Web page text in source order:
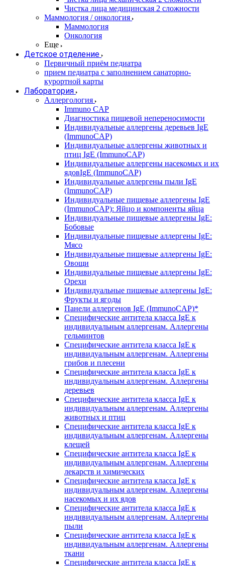
Чистка лица медицинская 2 сложности
Маммология / онкология
Маммология
Онкология
Еще
Детское отделение
Первичный приём педиатра
прием педиатра с заполнением санаторно-
курортной карты
Лаборатория
Аллергология
Immuno CAP
Диагностика пищевой непереносимости
Индивидуальные аллергены деревьев IgE
(ImmunoCAP)
Индивидуальные аллергены животных и
птиц IgE (ImmunoCAP)
Индивидуальные аллергены насекомых и их
ядовIgE (ImmunoCAP)
Индивидуальные аллергены пыли IgE
(ImmunoCAP)
Индивидуальные пищевые аллергены IgE
(ImmunoCAP): Яйцо и компоненты яйца
Индивидуальные пищевые аллергены IgE:
Бобовые
Индивидуальные пищевые аллергены IgE:
Мясо
Индивидуальные пищевые аллергены IgE:
Овощи
Индивидуальные пищевые аллергены IgE:
Орехи
Индивидуальные пищевые аллергены IgE:
Фрукты и ягоды
Панели аллергенов IgE (ImmunoCAP)*
Специфические антитела класса IgE к
индивидуальным аллергенам. Аллергены
гельминтов
Специфические антитела класса IgE к
индивидуальным аллергенам. Аллергены
грибов и плесени
Специфические антитела класса IgE к
индивидуальным аллергенам. Аллергены
деревьев
Специфические антитела класса IgE к
индивидуальным аллергенам. Аллергены
животных и птиц
Специфические антитела класса IgE к
индивидуальным аллергенам. Аллергены
клещей
Специфические антитела класса IgE к
индивидуальным аллергенам. Аллергены
лекарств и химических
Специфические антитела класса IgE к
индивидуальным аллергенам. Аллергены
насекомых и их ядов
Специфические антитела класса IgE к
индивидуальным аллергенам. Аллергены
пыли
Специфические антитела класса IgE к
индивидуальным аллергенам. Аллергены
ткани
Специфические антитела класса IgE к